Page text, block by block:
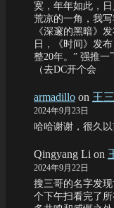
寞，年年如此，
荒凉的一角，我
《深邃的黑暗》
日，《时间》发
整20年。” 强推
（去DC开个会
armadillo on 王
2024年9月23日
哈哈谢谢，很久
Qingyang Li on
2024年9月22日
搜三哥的名字发
个下午扫看完了